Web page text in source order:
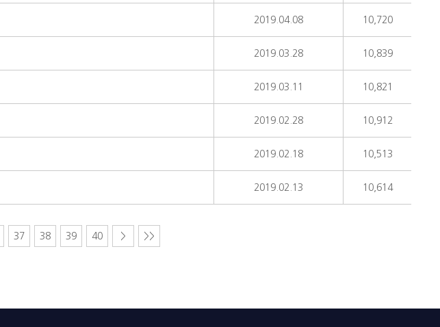
2019.04.08 10,720
2019.03.28 10,839
2019.03.11 10,821
2019.02.28 10,912
2019.02.18 10,513
2019.02.13 10,614
37 38 39 40 > >>